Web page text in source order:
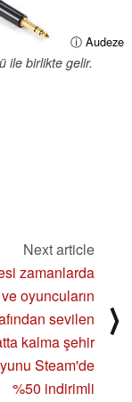
ⓘ Audeze
ile birlikte gelir.
Next article
zamanlarda
oyuncuların
sevilen
kalma şehir
Steam'de
%50 indirimli
⟩